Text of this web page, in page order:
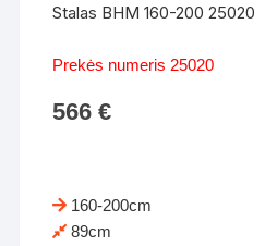
Stalas BHM 160-200 25020
Prekės numeris 25020
566€
160-200cm
89cm